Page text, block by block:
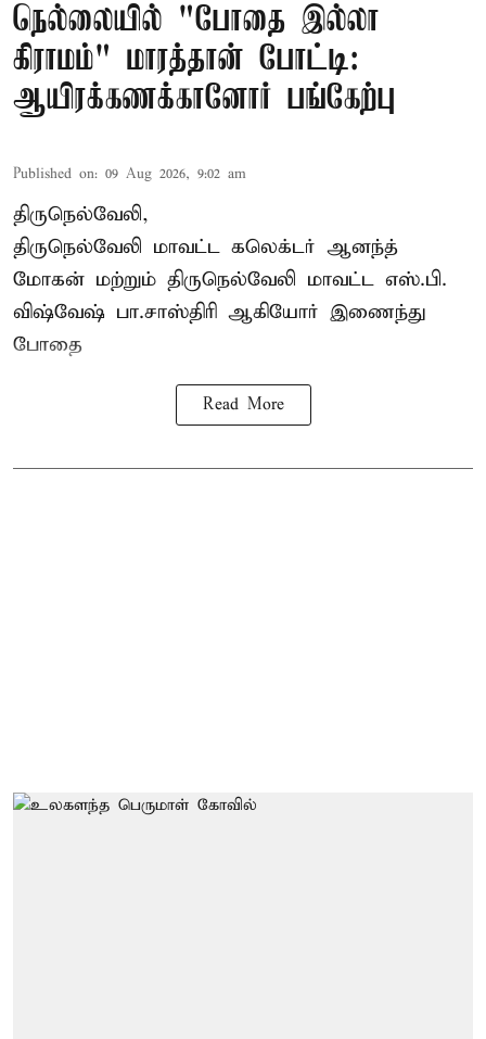
நெல்லையில் "போதை இல்லா
கிராமம்" மாரத்தான் போட்டி:
ஆயிரக்கணக்கானோர் பங்கேற்பு
Published on: 09 Aug 2026, 9:02 am
திருநெல்வேலி,
திருநெல்வேலி மாவட்ட கலெக்டர் ஆனந்த்
மோகன் மற்றும் திருநெல்வேலி மாவட்ட எஸ்.பி.
விஷ்வேஷ் பா.சாஸ்திரி ஆகியோர் இணைந்து
போதை
Read More